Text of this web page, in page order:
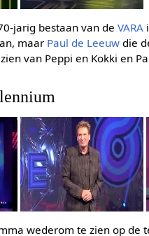
jarig bestaan van deVARA
maar Paul de Leeuw die
van Peppi en Kokki en
wederom te zien op de